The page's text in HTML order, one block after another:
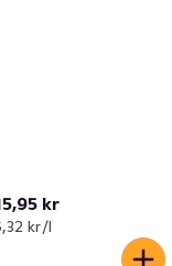
kr
kr /l